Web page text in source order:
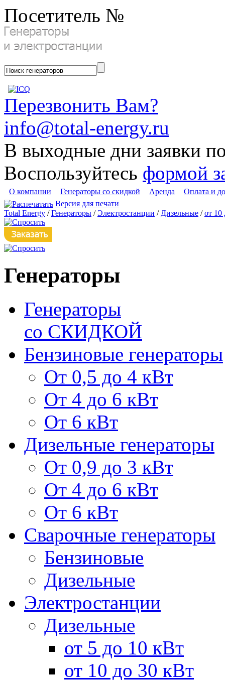
Посетитель №
Перезвонить Вам?
info@total-energy.ru
В выходные дни заявки
Воспользуйтесь формой
О компании Генераторы со скидкой Аренда
Оплата и
Версия для печати
Total Energy /Генераторы /Электростанции / Дизельные /от 10
Генераторы
Генераторы
со СКИДКОЙ
Бензиновые генераторы
От 0,5 до 4 кВт
От 4 до 6 кВт
От 6 кВт
Дизельные генераторы
От 0,9 до 3 кВт
От 4 до 6 кВт
От 6 кВт
Сварочные генераторы
Бензиновые
Дизельные
Электростанции
Дизельные
от 5 до 10 кВт
от 10 до 30 кВт